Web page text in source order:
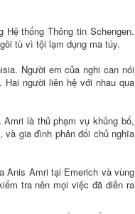
thống Thông tin Schengen.
tù vì tội lạm dụng ma túy.
Người em của nghi can nói
người liên hệ với nhau qua
là thủ phạm vụ khủng bố,
gia đình phản đối chủ nghĩa
Anis Amri tại Emerich và vùng
tra nên mọi việc đã diễn ra